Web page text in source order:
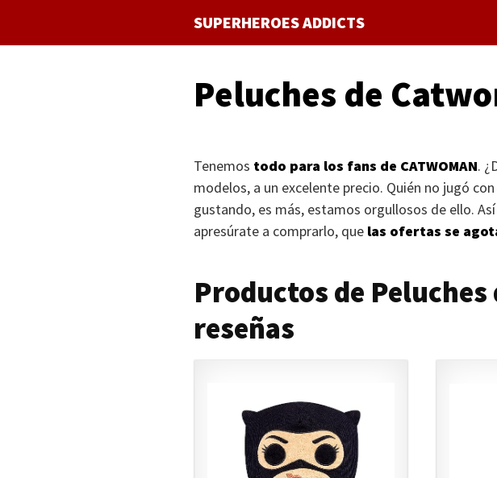
contenido
SUPERHEROES ADDICTS
Peluches de
Tenemos todo para los fans de CATWOMAN.
modelos, a un excelente precio. Quién no jugó
gustando, es más, estamos orgullosos de ello.
apresúrate a comprarlo, que las ofertas se
Productos de
reseñas